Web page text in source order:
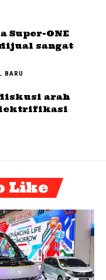
Super-ONE
sangat
BARU
arah
Like